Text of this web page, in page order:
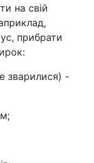
на свій
прибрати
зварилися) -